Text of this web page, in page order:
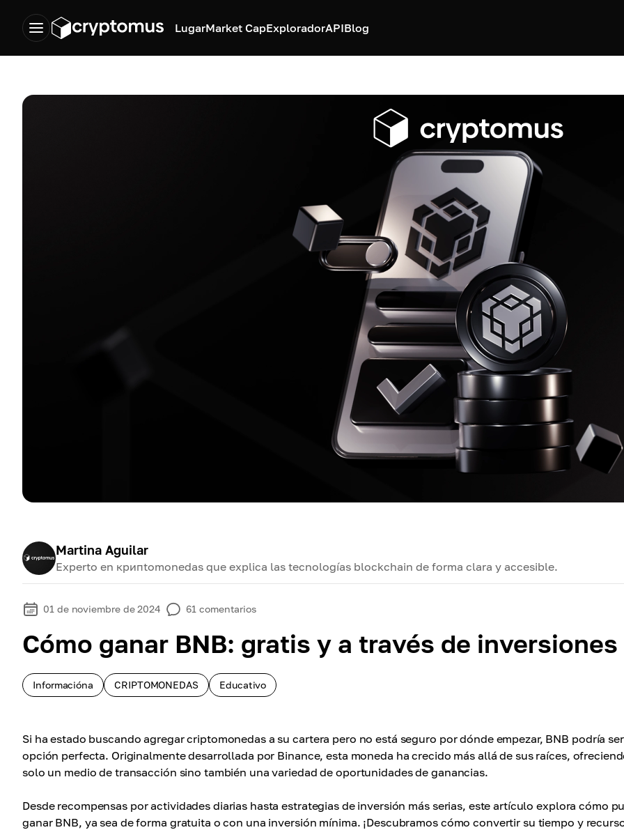
LugarMarket CapExploradorAPIBlog
Martina Aguilar
Experto en крипtomonedas que explica las tecnologías blockchain de forma clara y accesible.
01 de noviembre de 2024 61 comentarios
Cómo ganar BNB: gratis y a través de inversiones
Informacióna CRIPTOMONEDAS Educativo
Si ha estado buscando agregar criptomonedas a su cartera pero no está seguro por dónde empezar, BNB podría
opción perfecta. Originalmente desarrollada por Binance, esta moneda ha crecido más allá de sus raíces,
solo un medio de transacción sino también una variedad de oportunidades de ganancias.
Desde recompensas por actividades diarias hasta estrategias de inversión más serias, este artículo explora cómo
ganar BNB, ya sea de forma gratuita o con una inversión mínima. ¡Descubramos cómo convertir su tiempo y